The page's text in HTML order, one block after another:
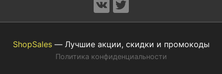
ShopSales— Лучшие акции, скидки и промокоды
Политика конфиденциальности